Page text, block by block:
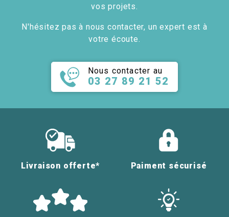
vos projets.
N'hésitez pas à nous contacter, un expert est à
votre écoute.
Nous contacter au
03 27 89 21 52
Livraison offerte* Paiment sécurisé